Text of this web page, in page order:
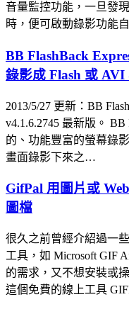
音量監控功能，一旦發
時，便可啟動錄影功能
BB FlashBack
錄影成 Flash 或 AVI
2013/5/27 更新：BB
v4.1.6.2745 最新版。 BB
的、功能豐富的螢幕錄
畫面錄影下來之…
GifPal 用圖片或
圖檔
很久之前曾經介紹過一
工具，如 Microsoft GIF
的需求，又不想安裝或
這個免費的線上工具